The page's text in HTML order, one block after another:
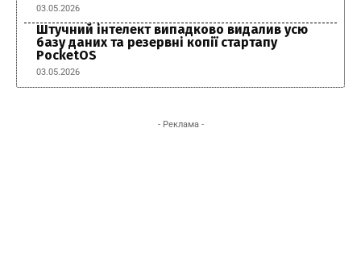
03.05.2026
Штучний інтелект випадково видалив усю
базу даних та резервні копії стартапу
PocketOS
03.05.2026
- Реклама -